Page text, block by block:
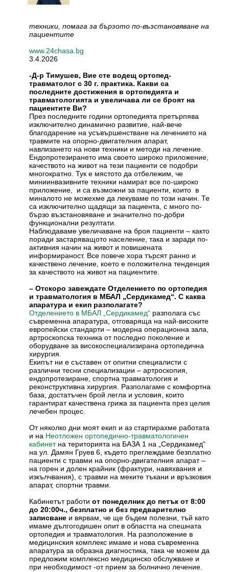
техники, помага за бързото по-възстановяване на
пациентите
www.24chasa.bg
3.4.2026
-Д-р Тимушев, Вие сте водещ ортопед-
травматолог с 30 г. практика. Какви са
последните достижения в ортопедията и
травматологията и увеличава ли се броят на
пациентите Ви?
През последните години ортопедията претърпява
изключително динамично развитие, най-вече
благодарение на усъвършенстване на лечението на
травмите на опорно-двигателния апарат,
навлизането на нови техники и методи на лечение.
Ендопротезирането има своето широко приложение,
качеството на живот на тези пациенти се подобри
многократно. Тук е мястото да отбележим, че
миниинвазивните техники намират все по-широко
приложение, и са възможни за пациенти, които в
миналото не можехме да лекуваме по този начин. Те
са изключително щадящи за пациента, с много по-
бързо възстановяване и значително по-добри
функционални резултати.
Наблюдаваме увеличаване на броя пациенти – както
поради застаряващото население, така и заради по-
активния начин на живот и повишената
информираност. Все повече хора търсят ранно и
качествено лечение, което е положителна тенденция
за качеството на живот на пациентите.
– Отскоро завеждате Отделението по ортопедия
и травматология в МБАЛ „Сердикамед“. С каква
апаратура и екип разполагате?
Отделението в МБАЛ „Сердикамед“ разполага със
съвременна апаратура, отговаряща на най-високите
европейски стандарти – модерна операционна зала,
артроскопска техника от последно поколение и
оборудване за високоспециализирана ортопедична
хирургия.
Екипът ни е съставен от опитни специалисти с
различни тесни специализации – артроскопия,
ендопротезиране, спортна травматология и
реконструктивна хирургия. Разполагаме с комфортна
база, достатъчен брой легла и условия, които
гарантират качествена грижа за пациента през целия
лечебен процес.
От няколко дни моят екип и аз стартирахме работата
и на Неотложен ортопедично-травматологичен
кабинетна територията на БАЗА 1 на „Сердикамед“
на ул. Дамян Груев 6, където преглеждаме безплатно
пациенти с травми на опорно-двигателния апарат –
на горен и долен крайник (фрактури, навяхвания и
изкълчвания), с травми на меките тъкани и връзковия
апарат, спортни травми.
Кабинетът работиот понеделник до петък от 8:00
до 20:00ч., безплатно и без предварително
записване и вярвам, че ще бъдем полезни, тъй като
имаме дългогодишен опит в областта на спешната
ортопедия и травматология. На разположение в
медицинския комплекс имаме и нова съвременна
апаратура за образна диагностика, така че можем да
предложим комплексно медицинско обслужване и
при необходимост -от прием за болнично лечение.